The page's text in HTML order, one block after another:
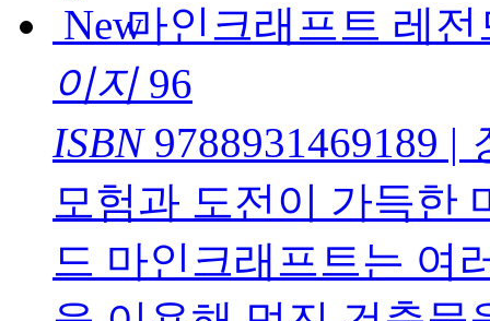
마인크래프트 레
이지96
ISBN9788931469189 |
모험과 도전이 가득한
드 마인크래프트는 여